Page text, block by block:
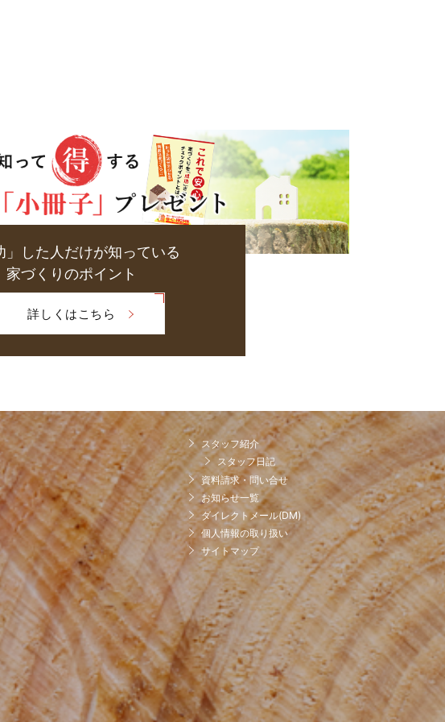
」した人だけが知っている
家づくりのポイント
詳しくはこちら
スタッフ紹介
スタッフ日記
資料請求・問い合せ
お知らせ一覧
ダイレクトメール(DM)
個人情報の取り扱い
サイトマップ